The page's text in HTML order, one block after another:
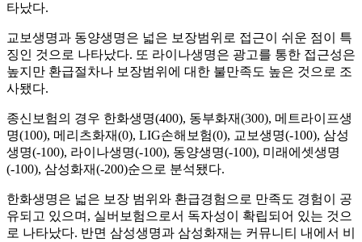
타났다.
교보생명과 동양생명은 넓은 보장범위로 접근이 쉬운 점이 특
징인 것으로 나타났다. 또 라이나생명은 광고를 통한 접근성은
높지만 환급절차나 보장범위에 대한 불만족도 높은 것으로 조
사됐다.
종신보험의 경우 한화생명(400), 동부화재(300), 메트라이프생
명(100), 메리츠화재(0), LIG손해보험(0), 교보생명(-100), 삼성
생명(-100), 라이나생명(-100), 동양생명(-100), 미래에셋생명
(-100), 삼성화재(-200)순으로 분석됐다.
한화생명은 넓은 보장 범위와 환급경험으로 만족도 경험이 공
유되고 있으며, 실버보험으로서 독자성이 확립되어 있는 것으
로 나타났다. 반면 삼성생명과 삼성화재는 커뮤니티 내에서 비